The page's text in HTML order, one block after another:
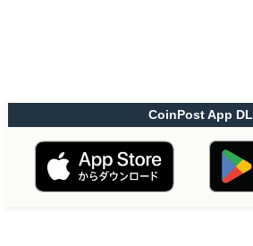
CoinPost App DL